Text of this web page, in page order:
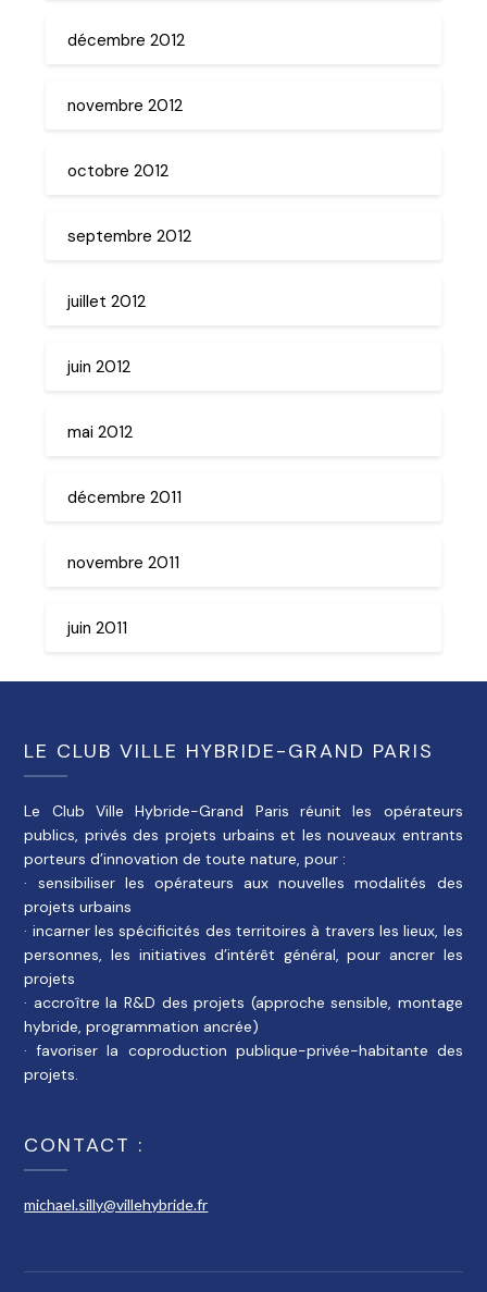
décembre 2012
novembre 2012
octobre 2012
septembre 2012
juillet 2012
juin 2012
mai 2012
décembre 2011
novembre 2011
juin 2011
LE CLUB VILLE HYBRIDE-GRAND PARIS
Le Club Ville Hybride-Grand Paris réunit les opérateurs
publics, privés des projets urbains et les nouveaux entrants
porteurs d’innovation de toute nature, pour :
· sensibiliser les opérateurs aux nouvelles modalités des
projets urbains
· incarner les spécificités des territoires à travers les lieux, les
personnes, les initiatives d’intérêt général, pour ancrer les
projets
· accroître la R&D des projets (approche sensible, montage
hybride, programmation ancrée)
· favoriser la coproduction publique-privée-habitante des
projets.
CONTACT :
michael.silly@villehybride.fr